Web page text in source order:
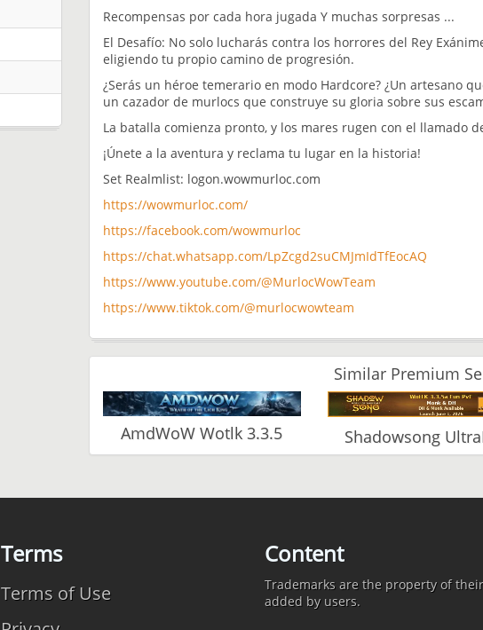
Recompensas por cada hora jugada Y muchas sorpresas ...
El Desafío: No solo lucharás contra los horrores del Rey
eligiendo tu propio camino de progresión.
¿Serás un héroe temerario en modo Hardcore? ¿Un artesano
un cazador de murlocs que construye su gloria sobre sus
La batalla comienza pronto, y los mares rugen con el llamado
¡Únete a la aventura y reclama tu lugar en la historia!
Set Realmlist: logon.wowmurloc.com
https://wowmurloc.com/
https://facebook.com/wowmurloc
https://chat.whatsapp.com/LpZcgd2suCMJmIdTfEocAQ
https://www.youtube.com/@MurlocWowTeam
https://www.tiktok.com/@murlocwowteam
Similar Premium
AmdWoW Wotlk 3.3.5 Shadowsong
Terms
Terms of Use
Content
Trademarks are the property of
added by users.